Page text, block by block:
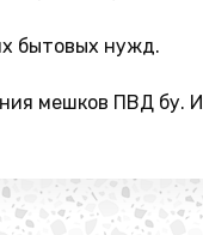
бытовых нужд.
мешков ПВД бу.